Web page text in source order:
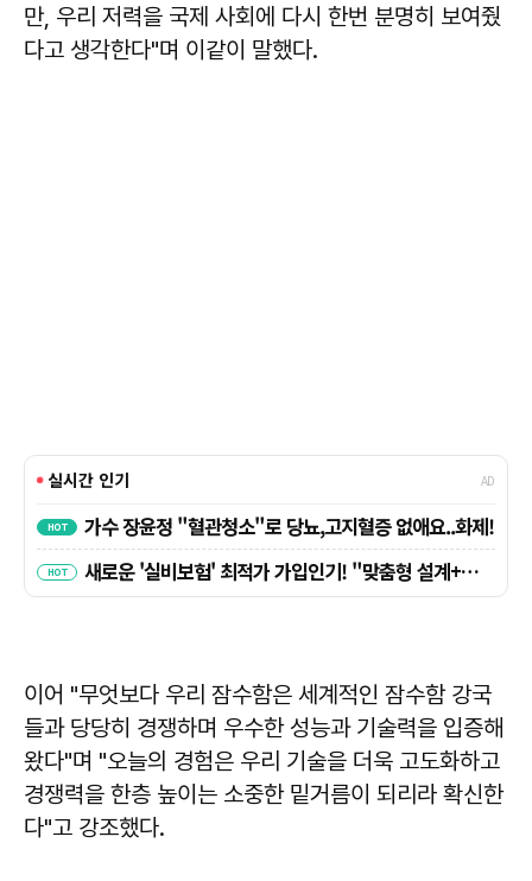
만, 우리 저력을 국제 사회에 다시 한번 분명히 보여줬
다고 생각한다"며 이같이 말했다.
이어 "무엇보다 우리 잠수함은 세계적인 잠수함 강국
들과 당당히 경쟁하며 우수한 성능과 기술력을 입증해
왔다"며 "오늘의 경험은 우리 기술을 더욱 고도화하고
경쟁력을 한층 높이는 소중한 밑거름이 되리라 확신한
다"고 강조했다.